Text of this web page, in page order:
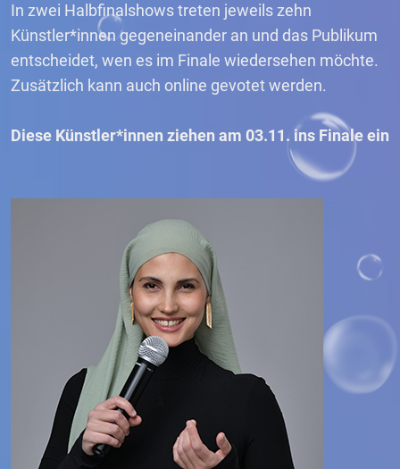
In zwei Halbfinalshows treten jeweils zehn
Künstler*innen gegeneinander an und das Publikum
entscheidet, wen es im Finale wiedersehen möchte.
Zusätzlich kann auch online gevotet werden.
Diese Künstler*innen ziehen am 03.11. ins Finale ein